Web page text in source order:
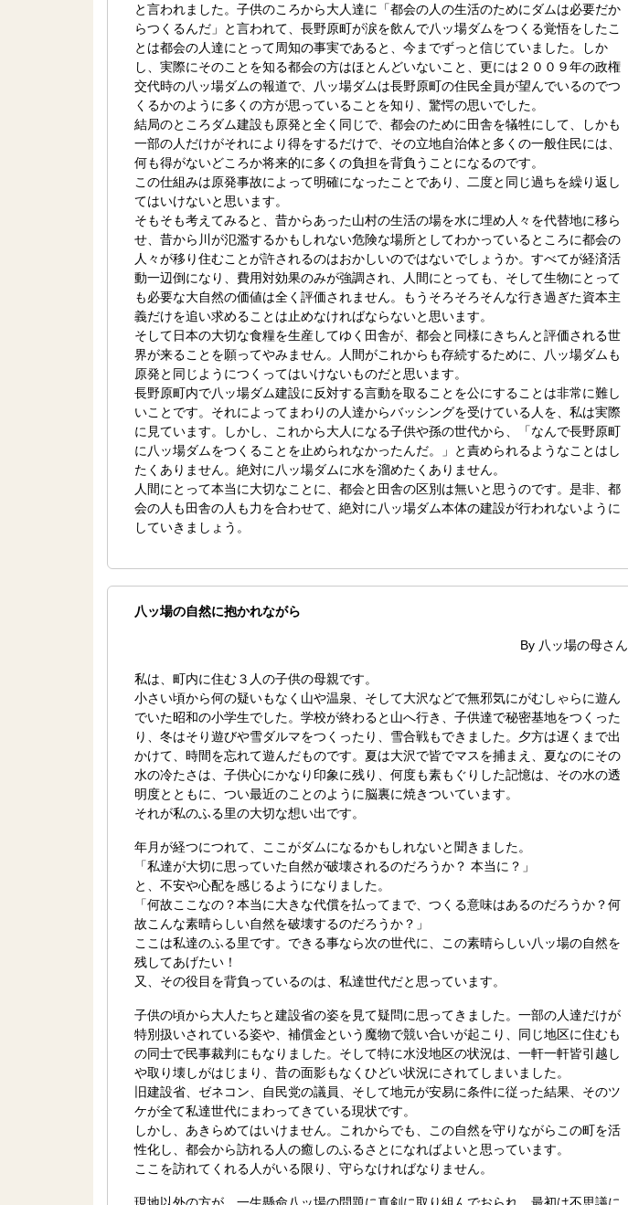
と言われました。子供のころから大人達に「都会の人の生活のためにダムは必要だか
らつくるんだ」と言われて、長野原町が涙を飲んで八ッ場ダムをつくる覚悟をしたこ
とは都会の人達にとって周知の事実であると、今までずっと信じていました。しか
し、実際にそのことを知る都会の方はほとんどいないこと、更には２００９年の政権
交代時の八ッ場ダムの報道で、八ッ場ダムは長野原町の住民全員が望んでいるのでつ
くるかのように多くの方が思っていることを知り、驚愕の思いでした。
結局のところダム建設も原発と全く同じで、都会のために田舎を犠牲にして、しかも
一部の人だけがそれにより得をするだけで、その立地自治体と多くの一般住民には、
何も得がないどころか将来的に多くの負担を背負うことになるのです。
この仕組みは原発事故によって明確になったことであり、二度と同じ過ちを繰り返し
てはいけないと思います。
そもそも考えてみると、昔からあった山村の生活の場を水に埋め人々を代替地に移ら
せ、昔から川が氾濫するかもしれない危険な場所としてわかっているところに都会の
人々が移り住むことが許されるのはおかしいのではないでしょうか。すべてが経済活
動一辺倒になり、費用対効果のみが強調され、人間にとっても、そして生物にとって
も必要な大自然の価値は全く評価されません。もうそろそろそんな行き過ぎた資本主
義だけを追い求めることは止めなければならないと思います。
そして日本の大切な食糧を生産してゆく田舎が、都会と同様にきちんと評価される世
界が来ることを願ってやみません。人間がこれからも存続するために、八ッ場ダムも
原発と同じようにつくってはいけないものだと思います。
長野原町内で八ッ場ダム建設に反対する言動を取ることを公にすることは非常に難し
いことです。それによってまわりの人達からバッシングを受けている人を、私は実際
に見ています。しかし、これから大人になる子供や孫の世代から、「なんで長野原町
に八ッ場ダムをつくることを止められなかったんだ。」と責められるようなことはし
たくありません。絶対に八ッ場ダムに水を溜めたくありません。
人間にとって本当に大切なことに、都会と田舎の区別は無いと思うのです。是非、都
会の人も田舎の人も力を合わせて、絶対に八ッ場ダム本体の建設が行われないように
していきましょう。
八ッ場の自然に抱かれながら
By 八ッ場の母さん
私は、町内に住む３人の子供の母親です。
小さい頃から何の疑いもなく山や温泉、そして大沢などで無邪気にがむしゃらに遊ん
でいた昭和の小学生でした。学校が終わると山へ行き、子供達で秘密基地をつくった
り、冬はそり遊びや雪ダルマをつくったり、雪合戦もできました。夕方は遅くまで出
かけて、時間を忘れて遊んだものです。夏は大沢で皆でマスを捕まえ、夏なのにその
水の冷たさは、子供心にかなり印象に残り、何度も素もぐりした記憶は、その水の透
明度とともに、つい最近のことのように脳裏に焼きついています。
それが私のふる里の大切な想い出です。
年月が経つにつれて、ここがダムになるかもしれないと聞きました。
「私達が大切に思っていた自然が破壊されるのだろうか？ 本当に？」
と、不安や心配を感じるようになりました。
「何故ここなの？本当に大きな代償を払ってまで、つくる意味はあるのだろうか？何
故こんな素晴らしい自然を破壊するのだろうか？」
ここは私達のふる里です。できる事なら次の世代に、この素晴らしい八ッ場の自然を
残してあげたい！
又、その役目を背負っているのは、私達世代だと思っています。
子供の頃から大人たちと建設省の姿を見て疑問に思ってきました。一部の人達だけが
特別扱いされている姿や、補償金という魔物で競い合いが起こり、同じ地区に住むも
の同士で民事裁判にもなりました。そして特に水没地区の状況は、一軒一軒皆引越し
や取り壊しがはじまり、昔の面影もなくひどい状況にされてしまいました。
旧建設省、ゼネコン、自民党の議員、そして地元が安易に条件に従った結果、そのツ
ケが全て私達世代にまわってきている現状です。
しかし、あきらめてはいけません。これからでも、この自然を守りながらこの町を活
性化し、都会から訪れる人の癒しのふるさとになればよいと思っています。
ここを訪れてくれる人がいる限り、守らなければなりません。